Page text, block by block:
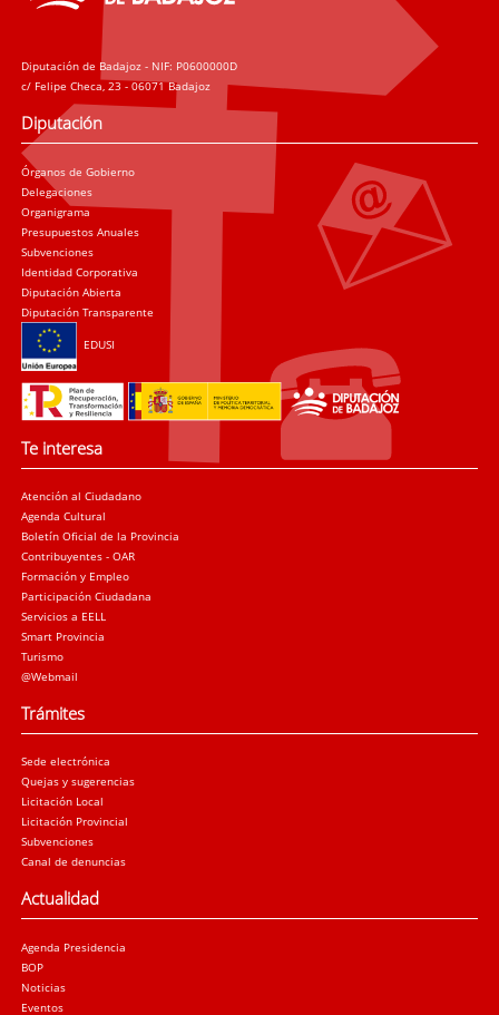
Diputación de Badajoz - NIF: P0600000D
c/ Felipe Checa, 23 - 06071 Badajoz
Diputación
Órganos de Gobierno
Delegaciones
Organigrama
Presupuestos Anuales
Subvenciones
Identidad Corporativa
Diputación Abierta
Diputación Transparente
EDUSI
Te interesa
Atención al Ciudadano
Agenda Cultural
Boletín Oficial de la Provincia
Contribuyentes - OAR
Formación y Empleo
Participación Ciudadana
Servicios a EELL
Smart Provincia
Turismo
@Webmail
Trámites
Sede electrónica
Quejas y sugerencias
Licitación Local
Licitación Provincial
Subvenciones
Canal de denuncias
Actualidad
Agenda Presidencia
BOP
Noticias
Eventos